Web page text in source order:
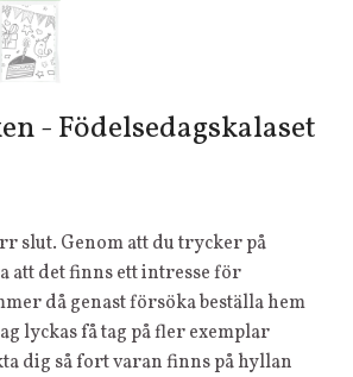
- Födelsedagskalaset
slut. Genom att du trycker på
att det finns ett intresse för
då genast försöka beställa hem
lyckas få tag på fler exemplar
dig så fort varan finns på hyllan